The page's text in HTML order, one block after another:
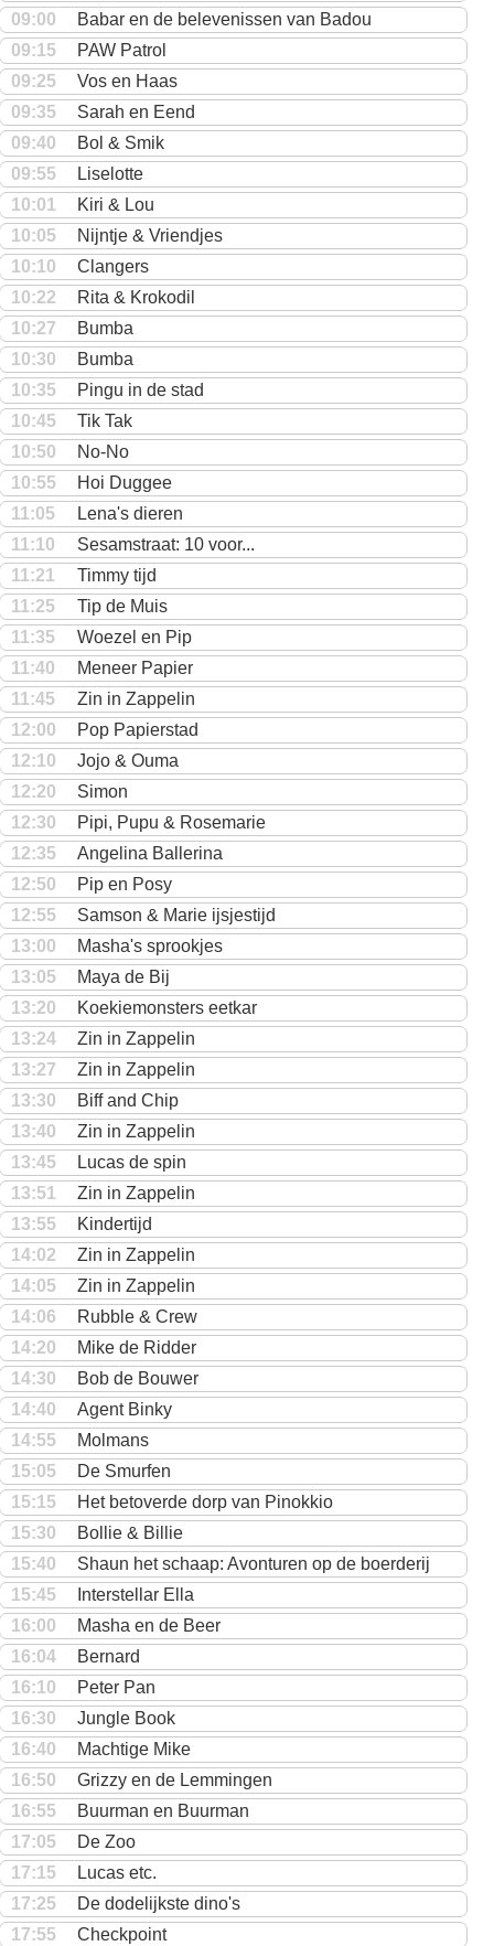
09:00
Babar en de belevenissen van Badou
09:15
PAW Patrol
09:25
Vos en Haas
09:35
Sarah en Eend
09:40
Bol & Smik
09:55
Liselotte
10:01
Kiri & Lou
10:05
Nijntje & Vriendjes
10:10
Clangers
10:22
Rita & Krokodil
10:27
Bumba
10:30
Bumba
10:35
Pingu in de stad
10:45
Tik Tak
10:50
No-No
10:55
Hoi Duggee
11:05
Lena's dieren
11:10
Sesamstraat: 10 voor...
11:21
Timmy tijd
11:25
Tip de Muis
11:35
Woezel en Pip
11:40
Meneer Papier
11:45
Zin in Zappelin
12:00
Pop Papierstad
12:10
Jojo & Ouma
12:20
Simon
12:30
Pipi, Pupu & Rosemarie
12:35
Angelina Ballerina
12:50
Pip en Posy
12:55
Samson & Marie ijsjestijd
13:00
Masha's sprookjes
13:05
Maya de Bij
13:20
Koekiemonsters eetkar
13:24
Zin in Zappelin
13:27
Zin in Zappelin
13:30
Biff and Chip
13:40
Zin in Zappelin
13:45
Lucas de spin
13:51
Zin in Zappelin
13:55
Kindertijd
14:02
Zin in Zappelin
14:05
Zin in Zappelin
14:06
Rubble & Crew
14:20
Mike de Ridder
14:30
Bob de Bouwer
14:40
Agent Binky
14:55
Molmans
15:05
De Smurfen
15:15
Het betoverde dorp van Pinokkio
15:30
Bollie & Billie
15:40
Shaun het schaap: Avonturen op de boerderij
15:45
Interstellar Ella
16:00
Masha en de Beer
16:04
Bernard
16:10
Peter Pan
16:30
Jungle Book
16:40
Machtige Mike
16:50
Grizzy en de Lemmingen
16:55
Buurman en Buurman
17:05
De Zoo
17:15
Lucas etc.
17:25
De dodelijkste dino's
17:55
Checkpoint